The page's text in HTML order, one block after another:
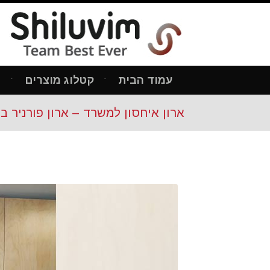
עמוד הבית קטלוג מוצרים
ארון איחסון למשרד – ארון פורניר